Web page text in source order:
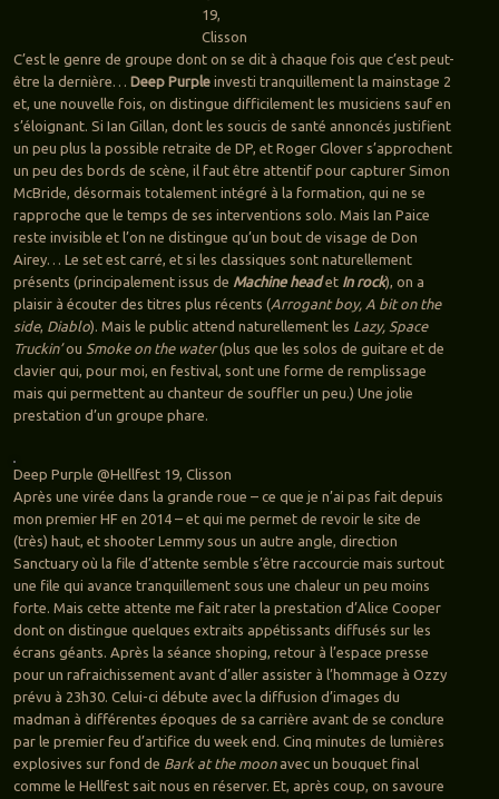
19,
Clisson
C’est le genre de groupe dont on se dit à chaque fois que c’est peut-
être la dernière… Deep Purpleinvesti tranquillement la mainstage 2
et, une nouvelle fois, on distingue difficilement les musiciens sauf en
s’éloignant. Si Ian Gillan, dont les soucis de santé annoncés justifient
un peu plus la possible retraite de DP, et Roger Glover s’approchent
un peu des bords de scène, il faut être attentif pour capturer Simon
McBride, désormais totalement intégré à la formation, qui ne se
rapproche que le temps de ses interventions solo. Mais Ian Paice
reste invisible et l’on ne distingue qu’un bout de visage de Don
Airey… Le set est carré, et si les classiques sont naturellement
présents (principalement issus de Machine headet In rock), on a
plaisir à écouter des titres plus récents (Arrogant boy, A bit on the
side, Diablo). Mais le public attend naturellement les Lazy, Space
Truckin’ou Smoke on the water(plus que les solos de guitare et de
clavier qui, pour moi, en festival, sont une forme de remplissage
mais qui permettent au chanteur de souffler un peu.) Une jolie
prestation d’un groupe phare.
Deep Purple @Hellfest 19, Clisson
Après une virée dans la grande roue – ce que je n’ai pas fait depuis
mon premier HF en 2014 – et qui me permet de revoir le site de
(très) haut, et shooter Lemmy sous un autre angle, direction
Sanctuary où la file d’attente semble s’être raccourcie mais surtout
une file qui avance tranquillement sous une chaleur un peu moins
forte. Mais cette attente me fait rater la prestation d’Alice Cooper
dont on distingue quelques extraits appétissants diffusés sur les
écrans géants. Après la séance shoping, retour à l’espace presse
pour un rafraichissement avant d’aller assister à l’hommage à Ozzy
prévu à 23h30. Celui-ci débute avec la diffusion d’images du
madman à différentes époques de sa carrière avant de se conclure
par le premier feu d’artifice du week end. Cinq minutes de lumières
explosives sur fond de Bark at the moonavec un bouquet final
comme le Hellfest sait nous en réserver. Et, après coup, on savoure